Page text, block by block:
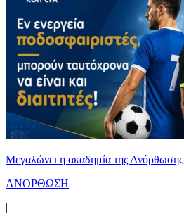
Μεγαλώνει η ακαδημία της Ανόρθωσης
ΑΝΟΡΘΩΣΗ
|